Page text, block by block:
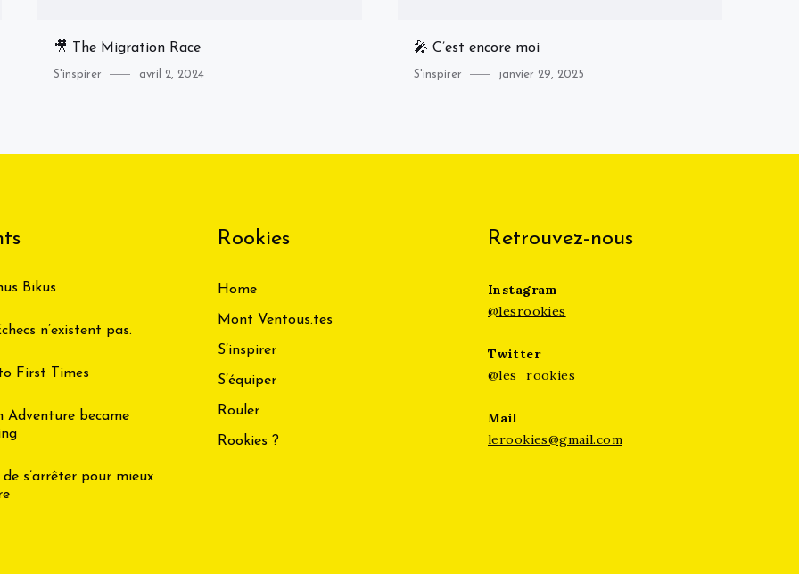
🎥 The Migration Race
Category
S'inspirer
Posted
avril 2, 2024
🎤 C’est encore moi
Category
S'inspirer
Posted
janvier 29, 2025
Bikus
n’existent pas.
First Times
Adventure became
de s’arrêter pour mieux
Rookies
Home
Mont Ventous.tes
S’inspirer
S’équiper
Rouler
Rookies ?
Retrouvez-nous
Instagram
@lesrookies
Twitter
@les_rookies
Mail
lerookies@gmail.com